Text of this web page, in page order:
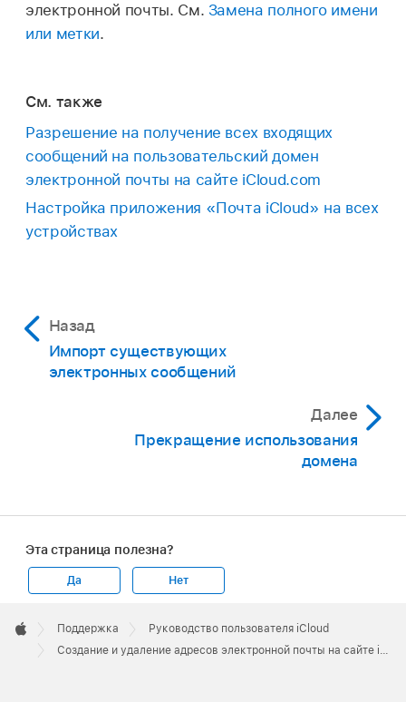
электронной почты. См. Замена полного имени
или метки.
См. также
Разрешение на получение всех входящих
сообщений на пользовательский домен
электронной почты на сайте iCloud.com
Настройка приложения «Почта iCloud» на всех
устройствах
Назад
Импорт существующих
электронных сообщений
Далее
Прекращение использования
домена
Эта страница полезна?
Да Нет
Footer

Apple
Поддержка
Руководство пользователя iCloud
Создание и удаление адресов электронной почты на сайте iCloud.com